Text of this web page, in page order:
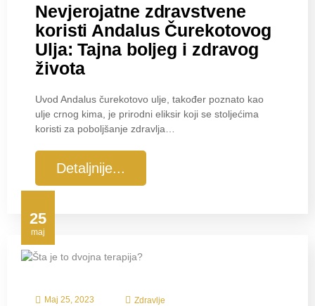
Nevjerojatne zdravstvene
koristi Andalus Čurekotovog
Ulja: Tajna boljeg i zdravog
života
Uvod Andalus čurekotovo ulje, također poznato kao
ulje crnog kima, je prirodni eliksir koji se stoljećima
koristi za poboljšanje zdravlja…
Detaljnije...
25
maj
Maj 25, 2023 Zdravlje